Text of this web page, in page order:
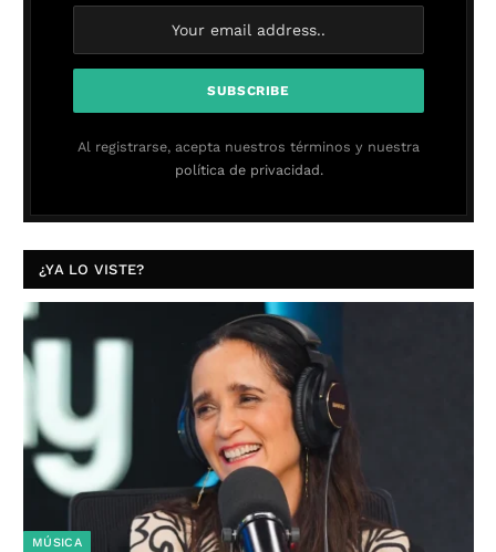
Al registrarse, acepta nuestros términos y nuestra
política de privacidad.
¿YA LO VISTE?
MÚSICA